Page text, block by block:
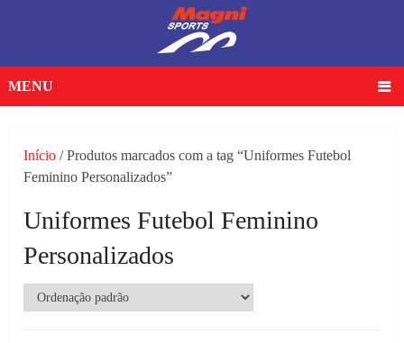
MENU
Início / Produtos marcados com a tag “Uniformes Futebol
Feminino Personalizados”
Uniformes Futebol Feminino
Personalizados